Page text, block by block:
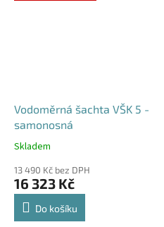
Vodoměrná šachta VŠK 5 -
samonosná
Průměrné
produktu
je
5,0
Skladem
13 490 Kč bez DPH
16 323 Kč
Do košíku